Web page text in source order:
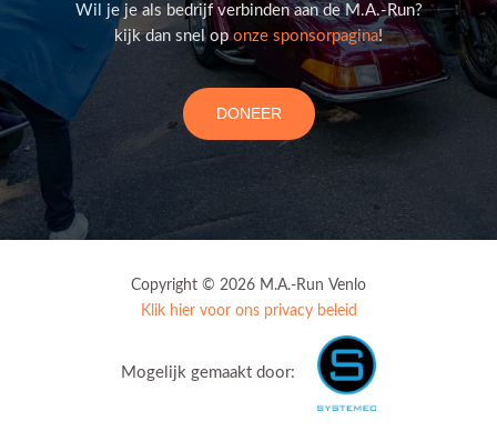
Wil je je als bedrijf verbinden aan de M.A.-Run?
kijk dan snel oponze sponsorpagina!
DONEER
Copyright © 2026 M.A.-Run Venlo
Klik hier voor ons privacy beleid
Mogelijk gemaakt door: